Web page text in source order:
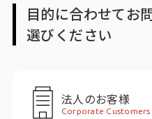
トップ
サービストップ
目的に合わせてお
選びください
法人のお客様
Corporate Customers